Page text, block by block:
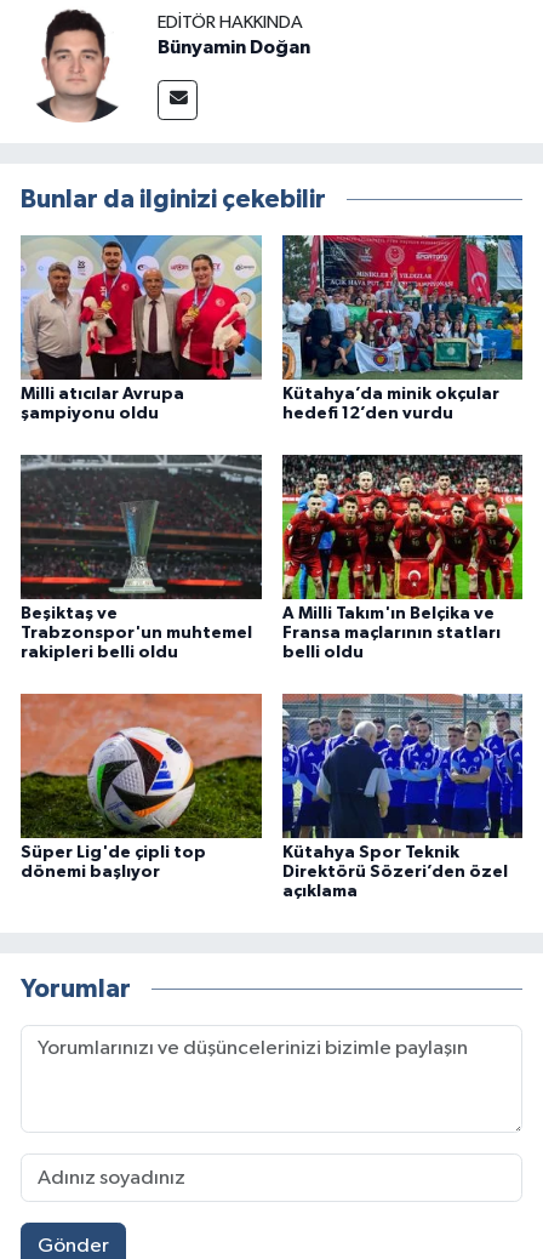
EDITÖR HAKKINDA
Bünyamin Doğan
Bunlar da ilginizi çekebilir
Milli atıcılar Avrupa
şampiyonu oldu
Kütahya’da minik okçular
hedefi 12’den vurdu
Beşiktaş ve
Trabzonspor'un muhtemel
rakipleri belli oldu
A Milli Takım'ın Belçika ve
Fransa maçlarının statları
belli oldu
Süper Lig'de çipli top
dönemi başlıyor
Kütahya Spor Teknik
Direktörü Sözeri’den özel
açıklama
Yorumlar
Gönder